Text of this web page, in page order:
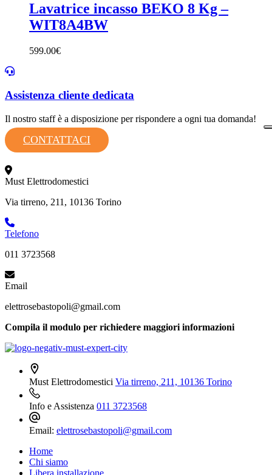
Lavatrice incasso BEKO 8 Kg –
WIT8A4BW
599.00€
Assistenza cliente dedicata
Il nostro staff è a disposizione per rispondere a ogni tua domanda!
CONTATTACI
Must Elettrodomestici
Via tirreno, 211, 10136 Torino
Telefono
011 3723568
Email
elettrosebastopoli@gmail.com
Compila il modulo per richiedere maggiori informazioni
Must Elettrodomestici Via tirreno, 211, 10136 Torino
Info e Assistenza 011 3723568
Email: elettrosebastopoli@gmail.com
Home
Chi siamo
Libera installazione